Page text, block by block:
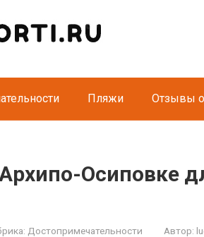
Пляжи Отзывы
Осиповке
Достопримечательности Автор: